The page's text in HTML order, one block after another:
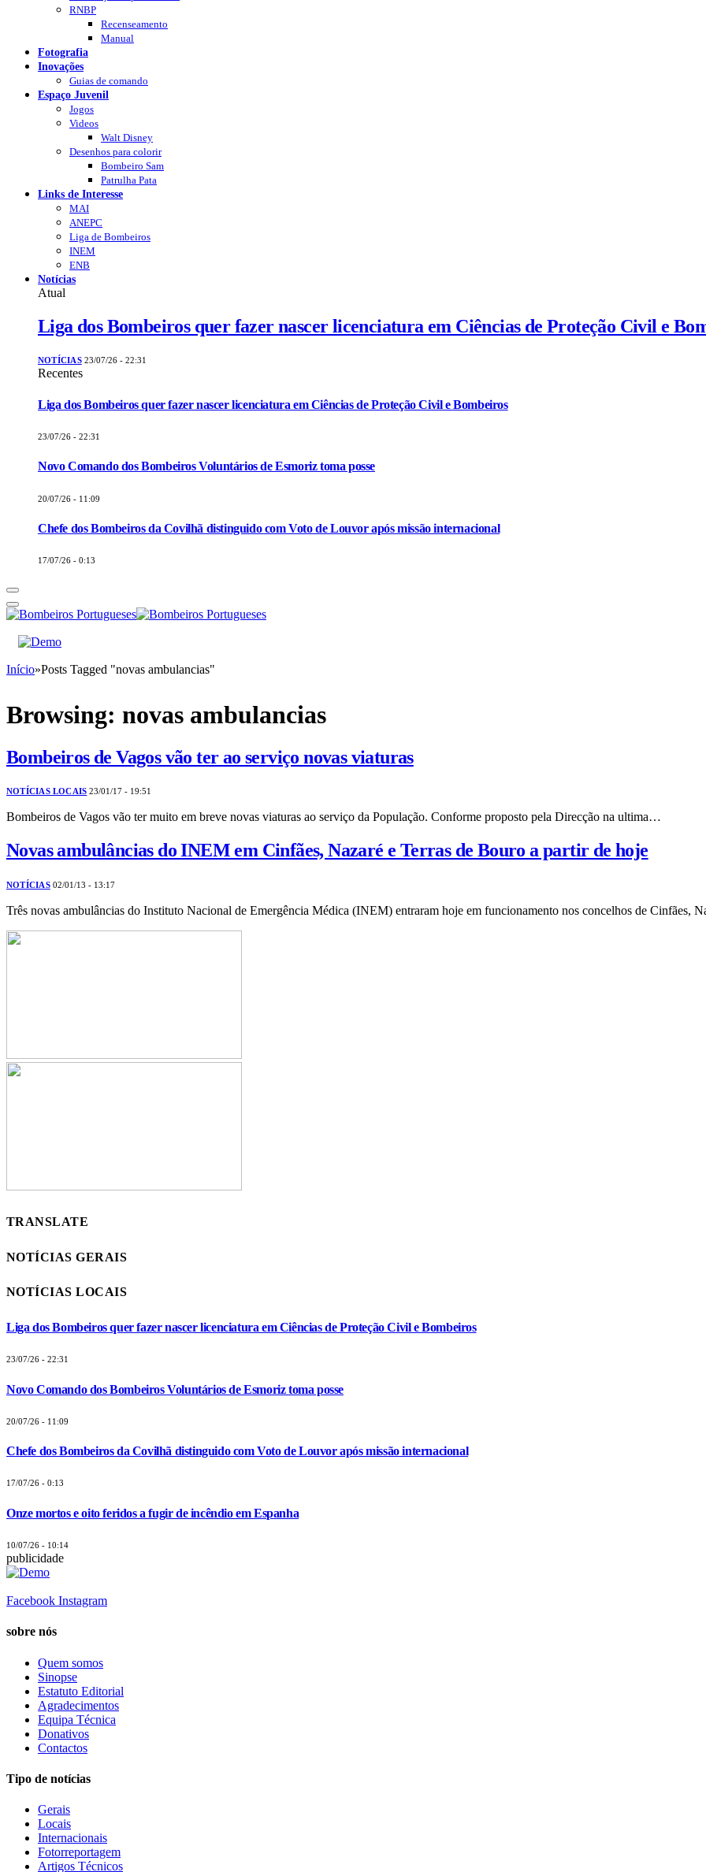
RNBP
Recenseamento
Manual
Fotografia
Inovações
Guias de comando
Espaço Juvenil
Jogos
Videos
Walt Disney
Desenhos para colorir
Bombeiro Sam
Patrulha Pata
Links de Interesse
MAI
ANEPC
Liga de Bombeiros
INEM
ENB
Notícias
Atual
Liga dos Bombeiros quer fazer nascer licenciatura em Ciências de Proteção Civil e
NOTÍCIAS 23/07/26 - 22:31
Recentes
Liga dos Bombeiros quer fazer nascer licenciatura em Ciências de Proteção Civil e Bombeiros
23/07/26 - 22:31
Novo Comando dos Bombeiros Voluntários de Esmoriz toma posse
20/07/26 - 11:09
Chefe dos Bombeiros da Covilhã distinguido com Voto de Louvor após missão internacional
17/07/26 - 0:13
Início»Posts Tagged "novas ambulancias"
Browsing: novas ambulancias
Bombeiros de Vagos vão ter ao serviço novas viaturas
NOTÍCIAS LOCAIS 23/01/17 - 19:51
Bombeiros de Vagos vão ter muito em breve novas viaturas ao serviço da População. Conforme proposto pela Direcção na ultima…
Novas ambulâncias do INEM em Cinfães, Nazaré e Terras de Bouro a partir de hoje
NOTÍCIAS 02/01/13 - 13:17
Três novas ambulâncias do Instituto Nacional de Emergência Médica (INEM) entraram hoje em funcionamento nos concelhos de Cinfães,
TRANSLATE
NOTÍCIAS GERAIS
NOTÍCIAS LOCAIS
Liga dos Bombeiros quer fazer nascer licenciatura em Ciências de Proteção Civil e Bombeiros
23/07/26 - 22:31
Novo Comando dos Bombeiros Voluntários de Esmoriz toma posse
20/07/26 - 11:09
Chefe dos Bombeiros da Covilhã distinguido com Voto de Louvor após missão internacional
17/07/26 - 0:13
Onze mortos e oito feridos a fugir de incêndio em Espanha
10/07/26 - 10:14
publicidade
Facebook Instagram
sobre nós
Quem somos
Sinopse
Estatuto Editorial
Agradecimentos
Equipa Técnica
Donativos
Contactos
Tipo de notícias
Gerais
Locais
Internacionais
Fotorreportagem
Artigos Técnicos